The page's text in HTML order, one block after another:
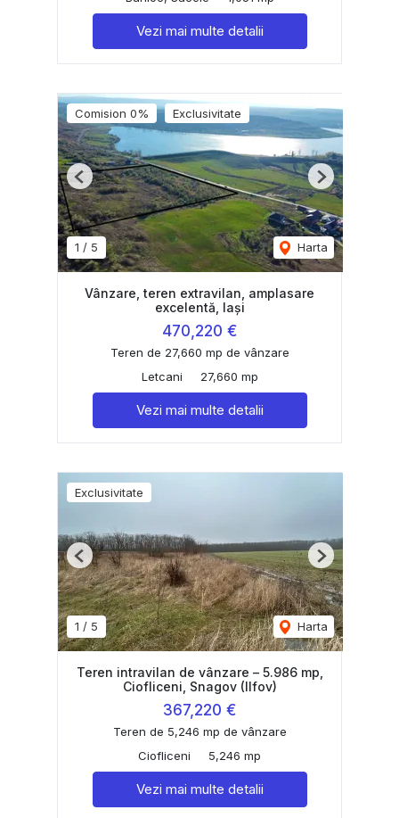
Vezi mai multe detalii
Comision 0% Exclusivitate
1 / 5 Harta
Previous Next
Vânzare, teren extravilan, amplasare
excelentă, Iași
470,220 €
Teren de 27,660 mp de vânzare
Letcani
27,660 mp
Vezi mai multe detalii
Exclusivitate
1 / 5 Harta
Previous Next
Teren intravilan de vânzare – 5.986 mp,
Ciofliceni, Snagov (Ilfov)
367,220 €
Teren de 5,246 mp de vânzare
Ciofliceni
5,246 mp
Vezi mai multe detalii